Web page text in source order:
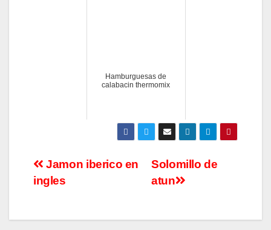
Hamburguesas de
calabacin thermomix
Navegación
de
entradas
Solomillo de
atun
Jamon iberico en
ingles